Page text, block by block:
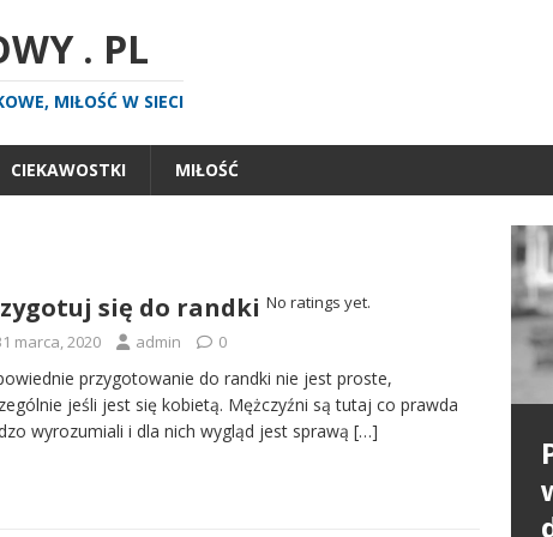
. PL
MIŁOŚĆ W SIECI
CIEKAWOSTKI MIŁOŚĆ
się do randki No ratings yet.
marca, 2020
admin 0
przygotowanie do randki nie jest proste,
jeśli jest się kobietą. Mężczyźni są tutaj co prawda
wyrozumiali i dla nich wygląd jest sprawą […]